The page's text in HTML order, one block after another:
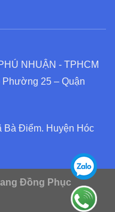
NHUẬN - TPHCM
25 – Quận
Bà Điểm. Huyện Hóc
Đồng Phục